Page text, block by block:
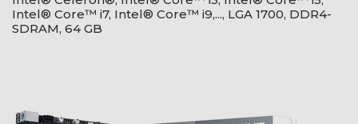
Intel® Core™ i7, Intel® Core™ i9,..., LGA 1700, DDR4-
SDRAM, 64 GB